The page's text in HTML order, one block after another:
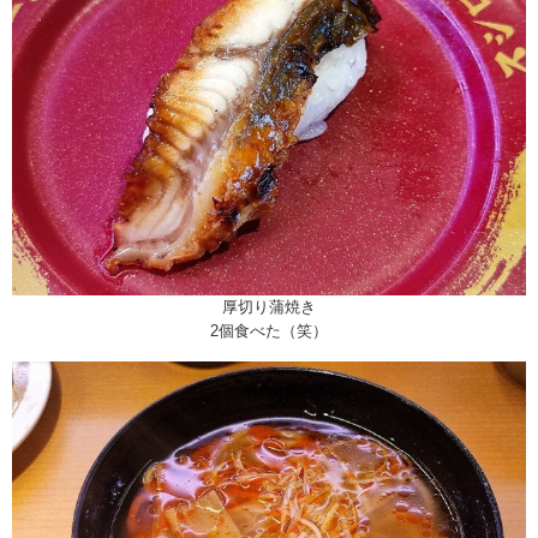
厚切り蒲焼き
2個食べた（笑）